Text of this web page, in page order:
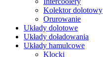
Kolektor dolotowy
Orurowanie
Układy dolotowe
Układy doładowania
Układy hamulcowe
Klocki